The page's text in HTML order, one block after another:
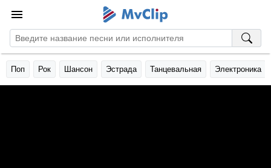
Поп Рок Шансон Эстрада Танцевальная Электроника